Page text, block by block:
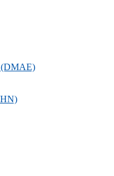
(DMAE)